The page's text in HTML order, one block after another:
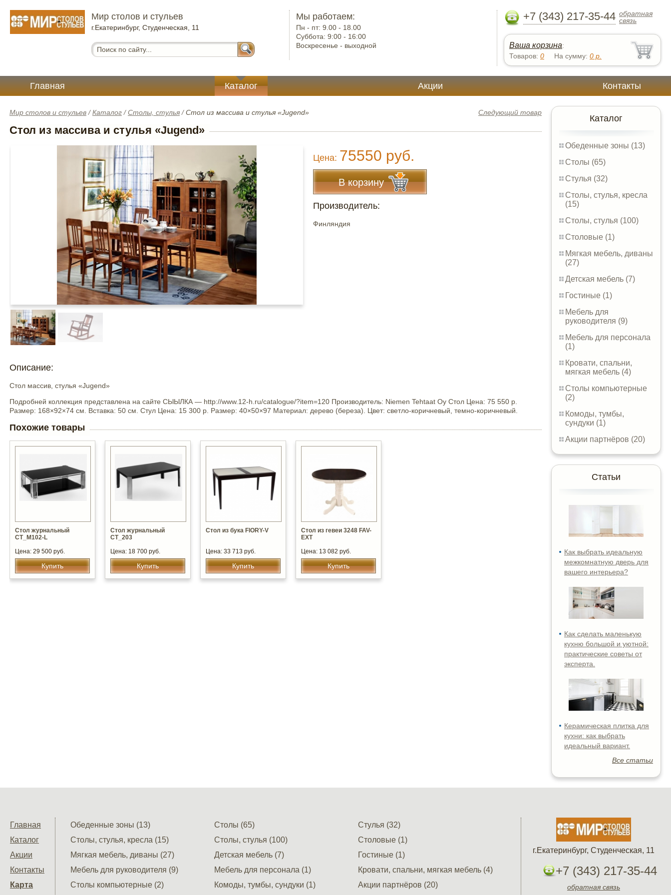
Мир столов и стульев
г.Екатеринбург, Студенческая, 11
Мы работаем:
Пн - пт:9.00 - 18.00
Суббота:9:00 - 16:00
Воскресенье - выходной
+7 (343) 217-35-44 обратная
связь
Ваша корзина:
Товаров: 0 На сумму: 0 р.
Главная Каталог Акции Контакты
Каталог
Обеденные зоны (13)
Столы (65)
Стулья (32)
Столы, стулья, кресла
(15)
Столы, стулья (100)
Столовые (1)
Мягкая мебель, диваны
(27)
Детская мебель (7)
Гостиные (1)
Мебель для
руководителя (9)
Мебель для персонала
(1)
Кровати, спальни,
мягкая мебель (4)
Столы компьютерные
(2)
Комоды, тумбы,
сундуки (1)
Акции партнёров (20)
Статьи
Как выбрать идеальную
межкомнатную дверь для
вашего интерьера?
Как сделать маленькую
кухню большой и уютной:
практические советы от
эксперта.
Керамическая плитка для
кухни: как выбрать
идеальный вариант.
Все статьи
Следующий товар
Мир столов и стульев /Каталог /Столы, стулья /Стол из массива и стулья «Jugend»
Стол из массива и стулья «Jugend»
Цена: 75550 руб.
В корзину
Производитель:
Финляндия
Описание:
Стол массив, стулья «Jugend»
Подробней коллекция представлена на сайте СЫЫЛКА — http://www.12-h.ru/catalogue/?item=120 Производитель: Niemen Tehtaat Oy Стол Цена: 75 550 р.
Размер: 168×92×74 см. Вставка: 50 см. Стул Цена: 15 300 р. Размер: 40×50×97 Материал: дерево (береза). Цвет: светло-коричневый, темно-коричневый.
Похожие товары
Стол журнальный
CT_M102-L
Цена: 29 500 руб.
Купить
Стол журнальный
СT_203
Цена: 18 700 руб.
Купить
Стол из бука FlORY-V
Цена: 33 713 руб.
Купить
Стол из гевеи 3248 FAV-
EXT
Цена: 13 082 руб.
Купить
Главная
Каталог
Акции
Контакты
Карта
г.Екатеринбург, Студенческая, 11
+7 (343) 217-35-44
обратная связь
Обеденные зоны (13) Столы (65)
Стулья (32)
Столы, стулья, кресла (15)
Столы, стулья (100)
Столовые (1)
Мягкая мебель, диваны (27)
Детская мебель (7)
Гостиные (1)
Мебель для руководителя (9)
Мебель для персонала (1)
Кровати, спальни, мягкая мебель (4)
Столы компьютерные (2)
Комоды, тумбы, сундуки (1) Акции партнёров (20)